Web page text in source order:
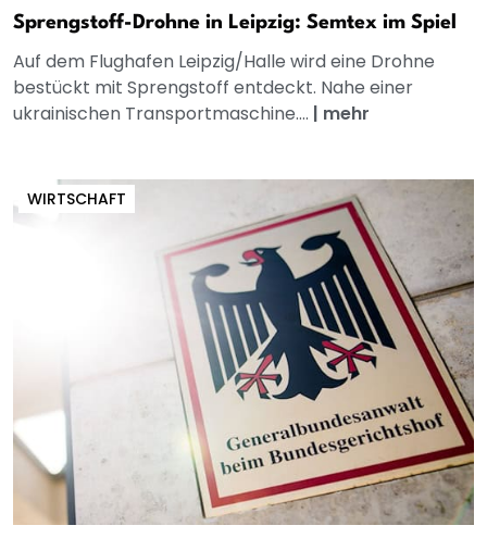
Sprengstoff-Drohne in Leipzig: Semtex im Spiel
Auf dem Flughafen Leipzig/Halle wird eine Drohne
bestückt mit Sprengstoff entdeckt. Nahe einer
ukrainischen Transportmaschine.... | mehr
WIRTSCHAFT